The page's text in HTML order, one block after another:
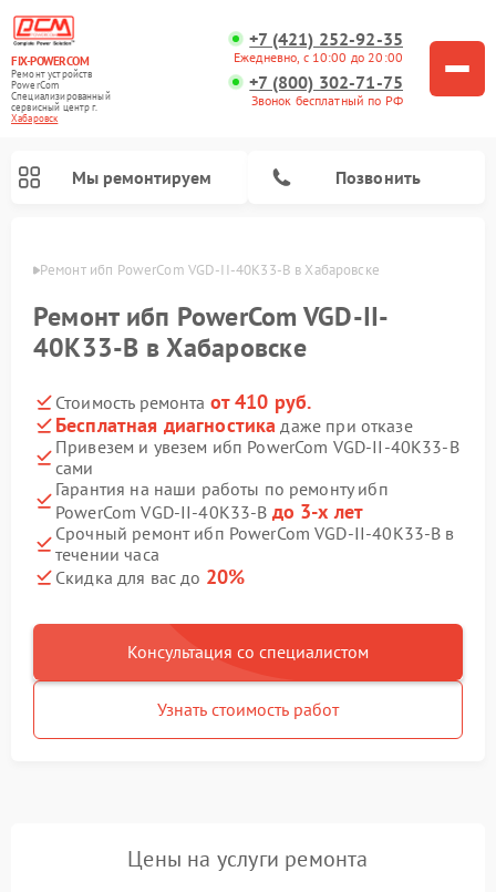
FIX-POWERCOM
Ремонт устройств
PowerCom
Специализированный
cервисный центр г.
Хабаровск
+7 (421) 252-92-35
Ежедневно, с 10:00 до 20:00
+7 (800) 302-71-75
Звонок бесплатный по РФ
Мы ремонтируем Позвонить
Ремонт ибп PowerCom VGD-II-40K33-B в Хабаровске
Ремонт ибп PowerCom VGD-II-
40K33-B в Хабаровске
Стоимость ремонта от 410 руб.
Бесплатная диагностика даже при отказе
Привезем и увезем ибп PowerCom VGD-II-40K33-B
сами
Гарантия на наши работы по ремонту ибп
PowerCom VGD-II-40K33-B до 3-х лет
Срочный ремонт ибп PowerCom VGD-II-40K33-B в
течении часа
Скидка для вас до 20%
Консультация со специалистом
Узнать стоимость работ
Цены на услуги ремонта